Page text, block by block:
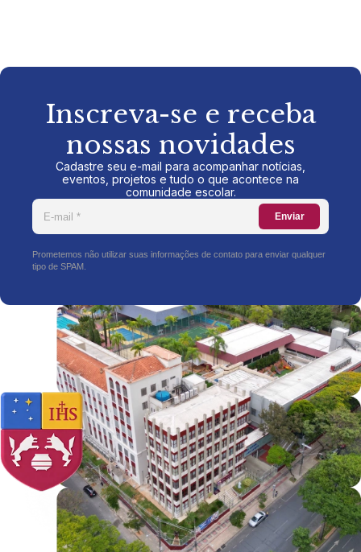
Inscreva-se e receba
nossas novidades
Cadastre seu e-mail para acompanhar notícias,
eventos, projetos e tudo o que acontece na
comunidade escolar.
Enviar
Prometemos não utilizar suas informações de contato para enviar qualquer
tipo de SPAM.